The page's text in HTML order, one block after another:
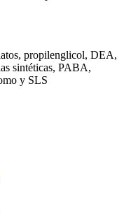
propilenglicol, DEA,
sintéticas, PABA,
y SLS